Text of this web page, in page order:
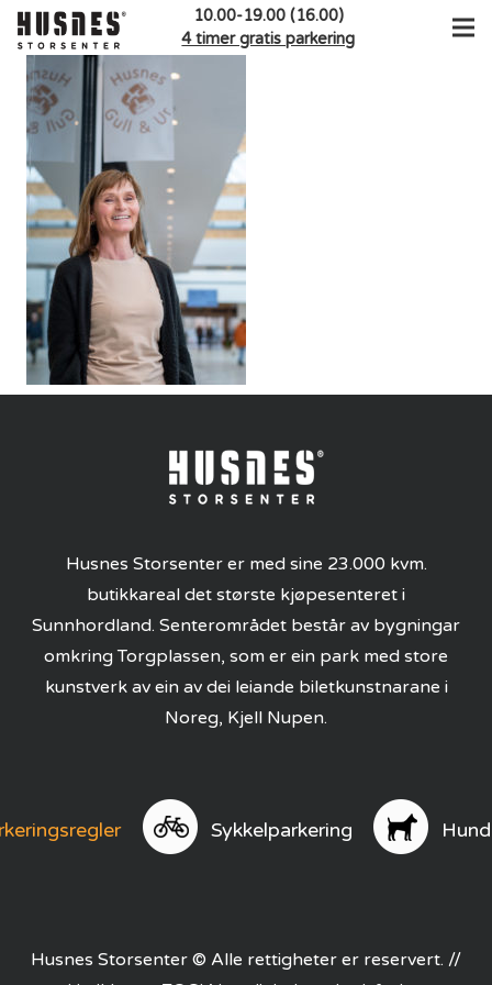
10.00-19.00 (16.00)
4 timer gratis parkering
Husnes Storsenter er med sine 23.000 kvm.
butikkareal det største kjøpesenteret i
Sunnhordland. Senterområdet består av bygningar
omkring Torgplassen, som er ein park med store
kunstverk av ein av dei leiande biletkunstnarane i
Noreg, Kjell Nupen.
Sykkelparkering
Husnes Storsenter © Alle rettigheter er reservert. //